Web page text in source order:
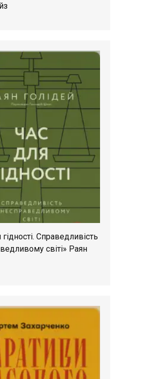
Справедливість
світі» Раян